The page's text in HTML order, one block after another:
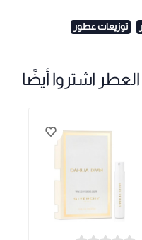
توزيعات عطور
اشتروا أيضًا